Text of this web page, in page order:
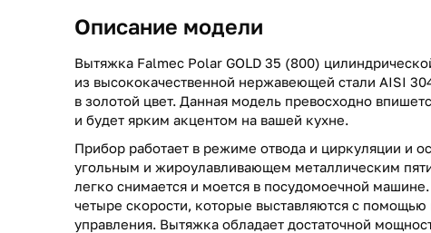
Описание модели
Вытяжка Falmec Polar GOLD 35 (800)
из высококачественной нержавеющей стали AISI
в золотой цвет. Данная модель превосходно
и будет ярким акцентом на вашей кухне.
Прибор работает в режиме отвода и циркуляции и
угольным и жироулавливающем металлическим
легко снимается и моется в посудомоечной
четыре скорости, которые выставляются с помощью
управления. Вытяжка обладает достаточной